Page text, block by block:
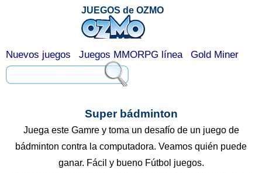
Super bádminton
Juega este Gamre y toma un desafío de un juego de
bádminton contra la computadora. Veamos quién puede
ganar. Fácil y bueno Fútbol juegos.
JUEGOS de OZMO
Nuevos juegos Juegos MMORPG línea Gold Miner